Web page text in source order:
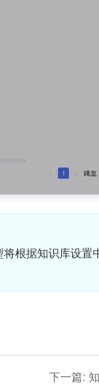
根据知识库设置
下一篇: